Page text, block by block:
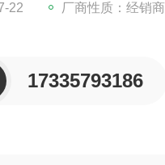
22 厂商性质：经销商
17335793186